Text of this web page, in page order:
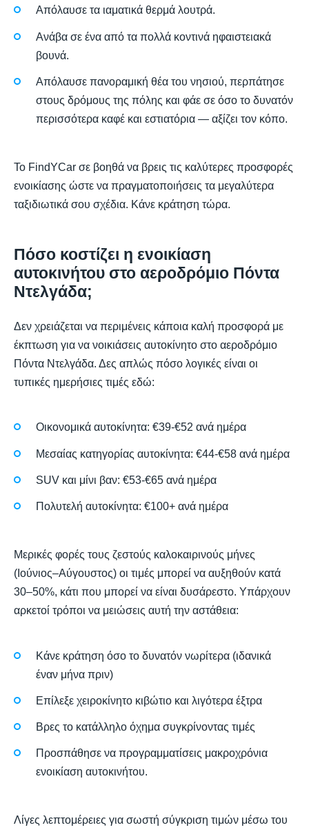
Απόλαυσε τα ιαματικά θερμά λουτρά.
Ανάβα σε ένα από τα πολλά κοντινά ηφαιστειακά
βουνά.
Απόλαυσε πανοραμική θέα του νησιού, περπάτησε
στους δρόμους της πόλης και φάε σε όσο το δυνατόν
περισσότερα καφέ και εστιατόρια — αξίζει τον κόπο.
Το FindYCar σε βοηθά να βρεις τις καλύτερες προσφορές
ενοικίασης ώστε να πραγματοποιήσεις τα μεγαλύτερα
ταξιδιωτικά σου σχέδια. Κάνε κράτηση τώρα.
Πόσο κοστίζει η ενοικίαση
αυτοκινήτου στο αεροδρόμιο Πόντα
Ντελγάδα;
Δεν χρειάζεται να περιμένεις κάποια καλή προσφορά με
έκπτωση για να νοικιάσεις αυτοκίνητο στο αεροδρόμιο
Πόντα Ντελγάδα. Δες απλώς πόσο λογικές είναι οι
τυπικές ημερήσιες τιμές εδώ:
Οικονομικά αυτοκίνητα: €39-€52 ανά ημέρα
Μεσαίας κατηγορίας αυτοκίνητα: €44-€58 ανά ημέρα
SUV και μίνι βαν: €53-€65 ανά ημέρα
Πολυτελή αυτοκίνητα: €100+ ανά ημέρα
Μερικές φορές τους ζεστούς καλοκαιρινούς μήνες
(Ιούνιος–Αύγουστος) οι τιμές μπορεί να αυξηθούν κατά
30–50%, κάτι που μπορεί να είναι δυσάρεστο. Υπάρχουν
αρκετοί τρόποι να μειώσεις αυτή την αστάθεια:
Κάνε κράτηση όσο το δυνατόν νωρίτερα (ιδανικά
έναν μήνα πριν)
Επίλεξε χειροκίνητο κιβώτιο και λιγότερα έξτρα
Βρες το κατάλληλο όχημα συγκρίνοντας τιμές
Προσπάθησε να προγραμματίσεις μακροχρόνια
ενοικίαση αυτοκινήτου.
Λίγες λεπτομέρειες για σωστή σύγκριση τιμών μέσω του